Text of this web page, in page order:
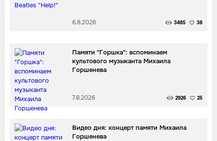
6.8.2026 3485 38
Памяти "Горшка": вспоминаем
культового музыканта Михаила
Горшенева
7.8.2026 2926 25
Видео дня: концерт памяти Михаила
Горшенева